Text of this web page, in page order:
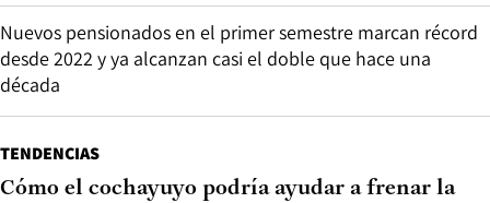
Nuevos pensionados en el primer semestre marcan récord
desde 2022 y ya alcanzan casi el doble que hace una
década
TENDENCIAS
Cómo el cochayuyo podría ayudar a frenar la